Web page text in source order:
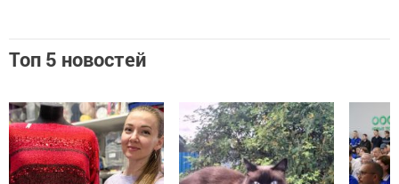
Топ 5 новостей